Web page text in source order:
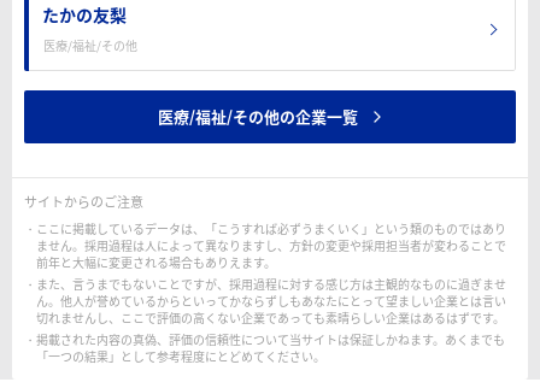
たかの友梨
医療/福祉/その他
医療/福祉/その他の企業一覧
サイトからのご注意
ここに掲載しているデータは、「こうすれば必ずうまくいく」という類のものではあり
ません。採用過程は人によって異なりますし、方針の変更や採用担当者が変わることで
前年と大幅に変更される場合もありえます。
また、言うまでもないことですが、採用過程に対する感じ方は主観的なものに過ぎませ
ん。他人が誉めているからといってかならずしもあなたにとって望ましい企業とは言い
切れませんし、ここで評価の高くない企業であっても素晴らしい企業はあるはずです。
掲載された内容の真偽、評価の信頼性について当サイトは保証しかねます。あくまでも
「一つの結果」として参考程度にとどめてください。